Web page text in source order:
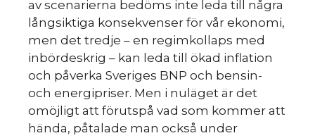
av scenarierna bedöms inte leda till några
långsiktiga konsekvenser för vår ekonomi,
men det tredje – en regimkollaps med
inbördeskrig – kan leda till ökad inflation
och påverka Sveriges BNP och bensin-
och energipriser. Men i nuläget är det
omöjligt att förutspå vad som kommer att
hända, påtalade man också under